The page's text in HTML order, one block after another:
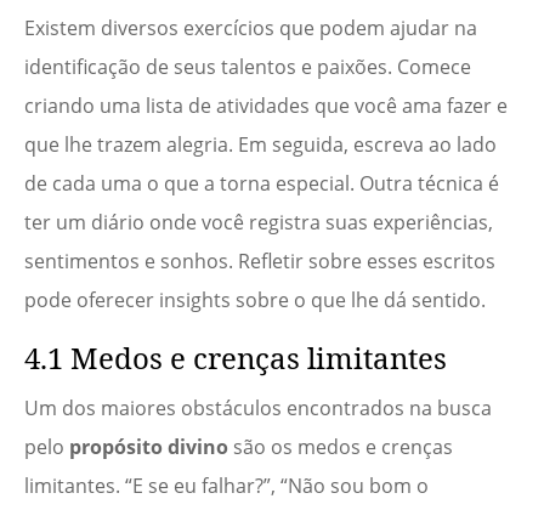
Existem diversos exercícios que podem ajudar na
identificação de seus talentos e paixões. Comece
criando uma lista de atividades que você ama fazer e
que lhe trazem alegria. Em seguida, escreva ao lado
de cada uma o que a torna especial. Outra técnica é
ter um diário onde você registra suas experiências,
sentimentos e sonhos. Refletir sobre esses escritos
pode oferecer insights sobre o que lhe dá sentido.
4.1 Medos e crenças limitantes
Um dos maiores obstáculos encontrados na busca
pelo propósito divino são os medos e crenças
limitantes. “E se eu falhar?”, “Não sou bom o